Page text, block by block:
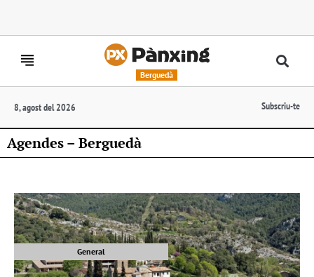
Berguedà
8, agost del 2026 Subscriu-te
Agendes – Berguedà
General